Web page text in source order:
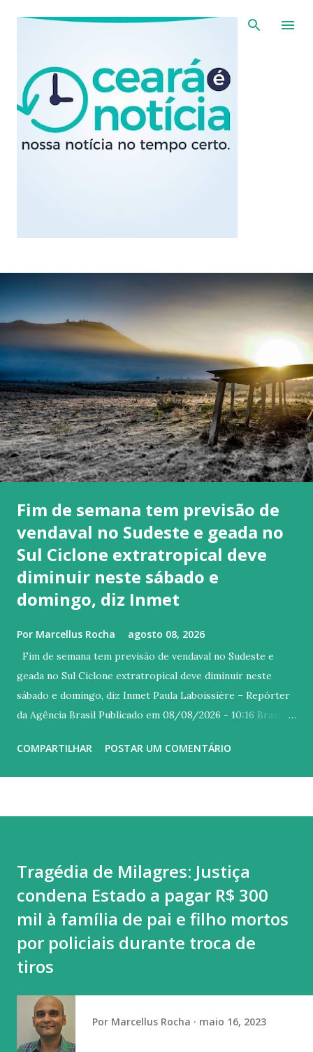
Pular para o conteúdo principal
Fim de semana tem previsão de
vendaval no Sudeste e geada no
Sul Ciclone extratropical deve
diminuir neste sábado e
domingo, diz Inmet
Por Marcellus Rocha agosto 08, 2026
Fim de semana tem previsão de vendaval no Sudeste e
geada no Sul Ciclone extratropical deve diminuir neste
sábado e domingo, diz Inmet Paula Laboissière – Repórter
da Agência Brasil Publicado em 08/08/2026 - 10:16 Brasília
Santa Catarina Versão em áudio Os efeitos do ciclone
centro-sul do Rio Grande do Sul e em áreas de Santa
Catarina. A partir de segunda-feira (10), o ar frio alcança
também São Paulo e Rio de Janeiro, mas com menor
intensidade. Neste fim de semana , a previsão é que as
tempestades permaneçam concentradas entre o Paraná, o
centro e o norte de Santa Catarina, o sul de Mato Grosso
COMPARTILHAR POSTAR UM COMENTÁRIO
Tragédia de Milagres: Justiça
condena Estado a pagar R$ 300
mil à família de pai e filho mortos
por policiais durante troca de
tiros
Por Marcellus Rocha maio 16, 2023